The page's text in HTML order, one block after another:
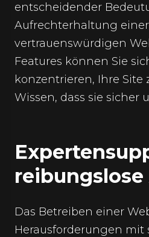
entscheidender
Aufrechterhaltung einer
vertrauenswürdigen
Features können Sie
konzentrieren, Ihre Site
Wissen, dass sie sicher
Das Betreiben einer
Herausforderungen mit